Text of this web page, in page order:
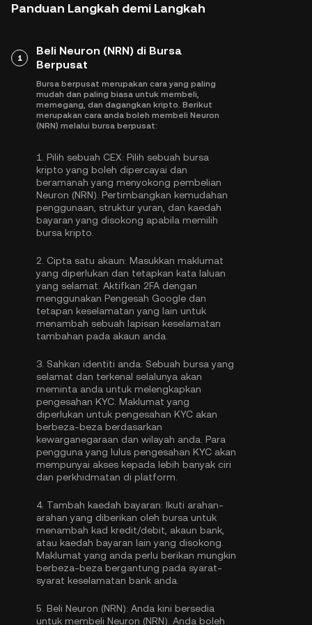
Panduan Langkah demi Langkah
1
Beli Neuron (NRN) di Bursa
Berpusat
Bursa berpusat merupakan cara yang paling
mudah dan paling biasa untuk membeli,
memegang, dan dagangkan kripto. Berikut
merupakan cara anda boleh membeli Neuron
(NRN) melalui bursa berpusat:
1. Pilih sebuah CEX: Pilih sebuah bursa
kripto yang boleh dipercayai dan
beramanah yang menyokong pembelian
Neuron (NRN). Pertimbangkan kemudahan
penggunaan, struktur yuran, dan kaedah
bayaran yang disokong apabila memilih
bursa kripto.
2. Cipta satu akaun: Masukkan maklumat
yang diperlukan dan tetapkan kata laluan
yang selamat. Aktifkan 2FA dengan
menggunakan Pengesah Google dan
tetapan keselamatan yang lain untuk
menambah sebuah lapisan keselamatan
tambahan pada akaun anda.
3. Sahkan identiti anda: Sebuah bursa yang
selamat dan terkenal selalunya akan
meminta anda untuk melengkapkan
pengesahan KYC . Maklumat yang
diperlukan untuk pengesahan KYC akan
berbeza-beza berdasarkan
kewarganegaraan dan wilayah anda. Para
pengguna yang lulus pengesahan KYC akan
mempunyai akses kepada lebih banyak ciri
dan perkhidmatan di platform.
4. Tambah kaedah bayaran: Ikuti arahan-
arahan yang diberikan oleh bursa untuk
menambah kad kredit/debit, akaun bank,
atau kaedah bayaran lain yang disokong.
Maklumat yang anda perlu berikan mungkin
berbeza-beza bergantung pada syarat-
syarat keselamatan bank anda.
5. Beli Neuron (NRN): Anda kini bersedia
untuk membeli Neuron (NRN). Anda boleh